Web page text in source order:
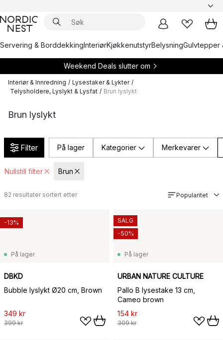
Servering & BorddekkingInteriørKjøkkenutstyrBelysningGulvtepper
Weekend Deals slutter om
Interiør & Innredning / Lysestaker & Lykter /
Telysholdere, Lyslykt & Lysfat / Brun lyslykt
Brun lyslykt
Filter På lager Kategorier Merkevarer
Nullstill filter Brun
82 resultater sortert etter Popularitet
På lager
DBKD
Bubble lyslykt Ø20 cm, Brown
349 kr
399 kr
-13%
På lager
URBAN NATURE CULTURE
Pallo B lysestake 13 cm,
Cameo brown
154 kr
309 kr
SALG
-50%